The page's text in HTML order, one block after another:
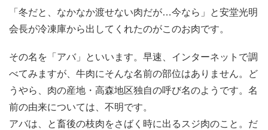
「冬だと、なかなか渡せない肉だが…今なら」と安堂光明
会長が冷凍庫から出してくれたのがこのお肉です。
その名を「アバ」といいます。早速、インターネットで調
べてみますが、牛肉にそんな名前の部位はありません。ど
うやら、肉の産地・高森地区独自の呼び名のようです。名
前の由来については、不明です。
アバは、と畜後の枝肉をさばく時に出るスジ肉のこと。だ